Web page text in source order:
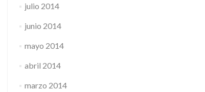
julio 2014
junio 2014
mayo 2014
abril 2014
marzo 2014